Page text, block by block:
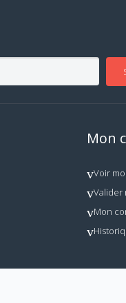
Mon
Voir
Valider
Mon